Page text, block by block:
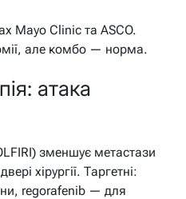
Mayo Clinic та ASCO.
але комбо — норма.
атака
зменшує метастази
хірургії. Таргетні:
regorafenib — для